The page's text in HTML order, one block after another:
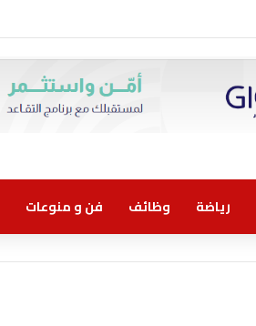
رياضة وظائف فن و منوعات